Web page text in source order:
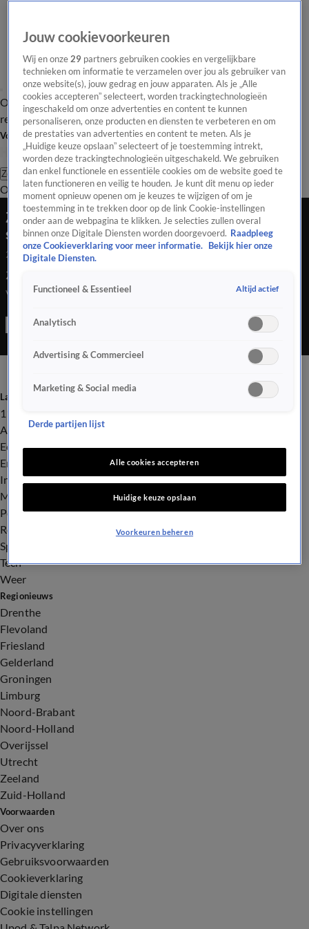
Overzicht Laatste nieuws Regionieuws Het beste van Hart
Tip de
redactie
Volg Hart van Nederland
Zoeken
OverzichtRegioUitzendingenWeerTip de redactiePanelVideo's
Zes nertsenbedrijven geruimd vanwege corona,
stopregeling voor fokkers
27 juli 2020, 04:39
Zes nertsenbedrijven geruimd vanwege corona, stopregeling
voor fokkers
Laatste nieuws
112
Advies & Tips
Economie
Entertainment
Infrastructuur
Milieu en Gezondheid
Politiek
Royalty
Sport
Tech
Weer
Regionieuws
Drenthe
Flevoland
Friesland
Gelderland
Groningen
Limburg
Noord-Brabant
Noord-Holland
Overijssel
Utrecht
Zeeland
Zuid-Holland
Voorwaarden
Over ons
Privacyverklaring
Gebruiksvoorwaarden
Cookieverklaring
Digitale diensten
Cookie instellingen
Jouw cookievoorkeuren
Wij en onze29 partners gebruiken cookies en vergelijkbare
technieken om informatie te verzamelen over jou als gebruiker van
onze website(s), jouw gedrag en jouw apparaten. Als je „Alle
cookies accepteren” selecteert, worden trackingtechnologieën
ingeschakeld om onze advertenties en content te kunnen
personaliseren, onze producten en diensten te verbeteren en om
de prestaties van advertenties en content te meten. Als je
„Huidige keuze opslaan” selecteert of je toestemming intrekt,
worden deze trackingtechnologieën uitgeschakeld. We gebruiken
dan enkel functionele en essentiële cookies om de website goed te
laten functioneren en veilig te houden. Je kunt dit menu op ieder
moment opnieuw openen om je keuzes te wijzigen of om je
toestemming in te trekken door op de link Cookie-instellingen
onder aan de webpagina te klikken. Je selecties zullen overal
binnen onze Digitale Diensten worden doorgevoerd. Raadpleeg
onze Cookieverklaring voor meer informatie.
Bekijk hier onze
Digitale Diensten.
Functioneel & Essentieel Altijd actief
Analytisch
Advertising & Commercieel
Marketing & Social media
Derde partijen lijst
Alle cookies accepteren
Huidige keuze opslaan
Voorkeuren beheren